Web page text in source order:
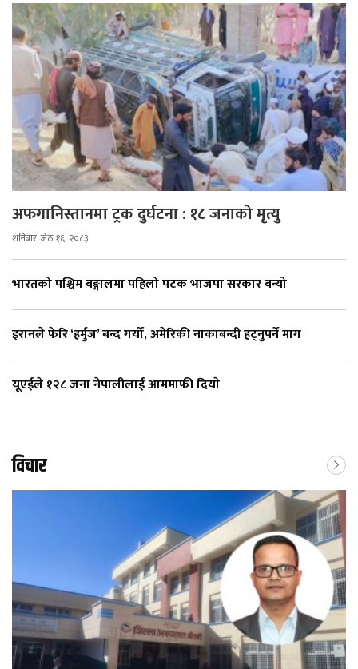
अफगानिस्तानमा ट्रक दुर्घटना : १८ जनाको मृत्यु
शनिबार, जेठ १६, २०८३
भारतको पश्चिम बङ्गालमा पहिलो पटक भाजपा सरकार बन्यो
इरानले फेरि ‘हर्मुज’ बन्द गर्यो, अमेरिकी नाकाबन्दी हट्नुपर्ने माग
यूएईले १२८ जना नेपालीलाई आममाफी दियाे
विचार